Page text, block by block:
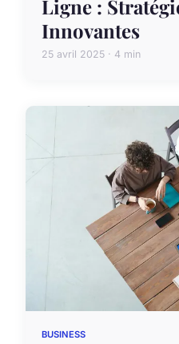
Ligne :
Innovantes
25 avril 2025 · 4 min
BUSINESS